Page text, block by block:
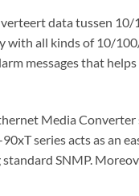
data tussen
all kinds of 10/
messages that
Media
series acts as an
SNMP.